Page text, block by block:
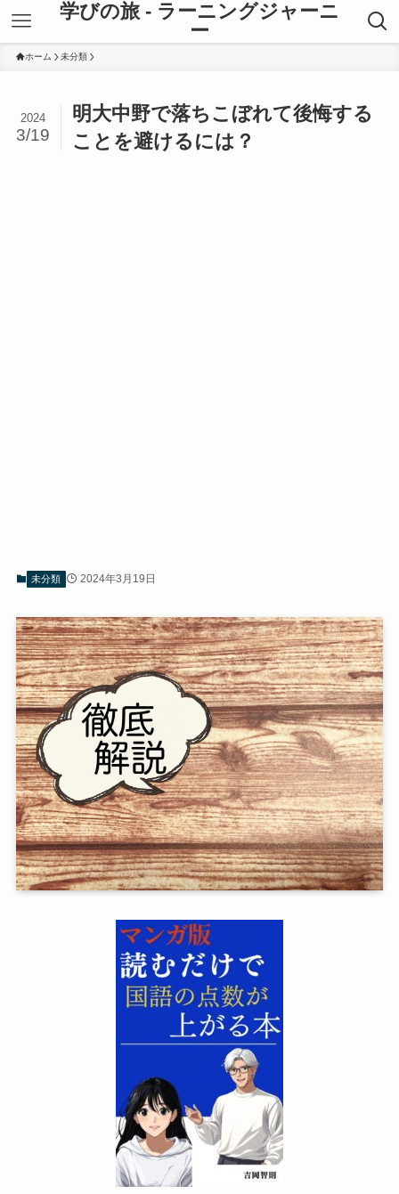
学びの旅 - ラーニングジャーニ
ー
ホーム 未分類
明大中野で落ちこぼれて後悔する
ことを避けるには？
2024
3/19
未分類 2024年3月19日